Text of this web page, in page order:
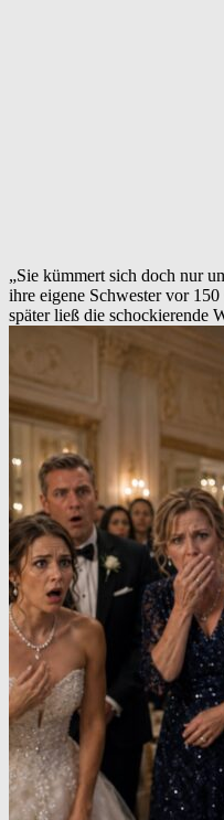
„Sie kümmert sich doch nur
ihre eigene Schwester vor
später ließ die schockierende